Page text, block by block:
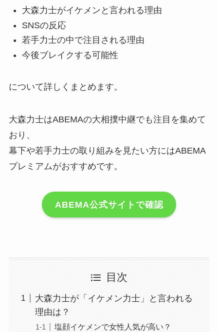
大森力士がイケメンと言われる理由
SNSの反応
若手力士の中で注目される理由
今後ブレイクする可能性
について詳しくまとめます。
大森力士はABEMAの大相撲中継でも注目を集めて
おり、
幕下や若手力士の取り組みを見たい方にはABEMA
プレミアムがおすすめです。
ABEMA公式サイトで確認
目次
大森力士が「イケメン力士」と言われる
理由は？
塩顔イケメンで女性人気が高い？